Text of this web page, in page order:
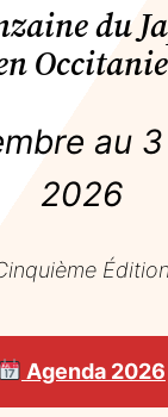
du
Occitanie
au
2026
Édition
Agenda 2026